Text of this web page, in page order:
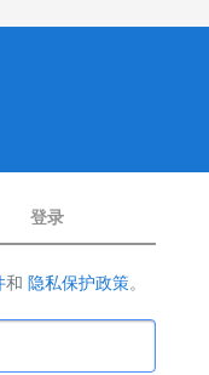
登录
和 隐私保护政策。